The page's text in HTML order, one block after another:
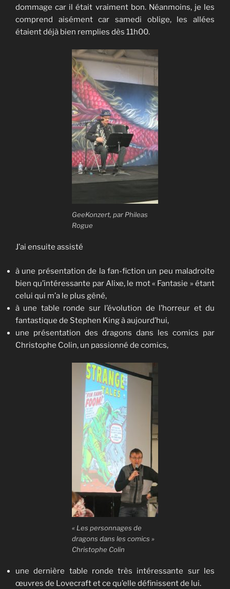
dommage car il était vraiment bon. Néanmoins, je les
comprend aisément car samedi oblige, les allées
étaient déjà bien remplies dès 11h00.
GeeKonzert, par Phileas
Rogue
J’ai ensuite assisté
à une présentation de la fan-fiction un peu maladroite
bien qu’intéressante par Alixe, le mot « Fantasie » étant
celui qui m’a le plus gêné,
à une table ronde sur l’évolution de l’horreur et du
fantastique de Stephen King à aujourd’hui,
une présentation des dragons dans les comics par
Christophe Colin, un passionné de comics,
« Les personnages de
dragons dans les comics »
Christophe Colin
une dernière table ronde très intéressante sur les
œuvres de Lovecraft et ce qu’elle définissent de lui.